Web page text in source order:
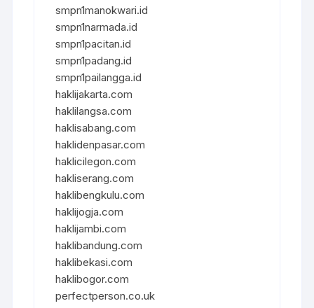
smpn1manokwari.id
smpn1narmada.id
smpn1pacitan.id
smpn1padang.id
smpn1pailangga.id
haklijakarta.com
haklilangsa.com
haklisabang.com
haklidenpasar.com
haklicilegon.com
hakliserang.com
haklibengkulu.com
haklijogja.com
haklijambi.com
haklibandung.com
haklibekasi.com
haklibogor.com
perfectperson.co.uk